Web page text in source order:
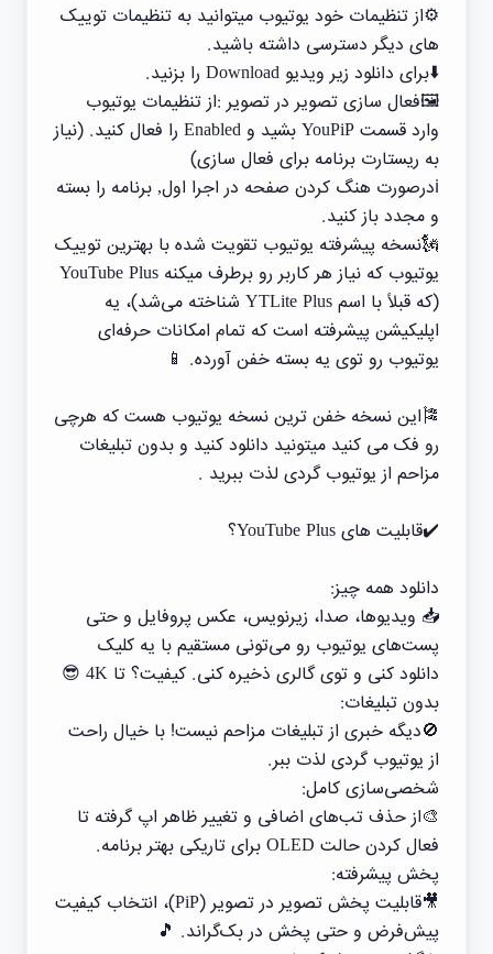
⚙️از تنظیمات خود یوتیوب میتوانید به تنظیمات توییک
های دیگر دسترسی داشته باشید.
⬇️برای دانلود زیر ویدیو Download را بزنید.
🖼️فعال سازی تصویر در تصویر :از تنظیمات یوتیوب
وارد قسمت YouPiP بشید و Enabled را فعال کنید. (نیاز
به ریستارت برنامه برای فعال سازی)
ℹ️درصورت هنگ کردن صفحه در اجرا اول, برنامه را بسته
و مجدد باز کنید.
🗽نسخه پیشرفته یوتیوب تقویت شده با بهترین توییک
یوتیوب که نیاز هر کاربر رو برطرف میکنه YouTube Plus
(که قبلاً با اسم YTLite Plus شناخته می‌شد)، یه
اپلیکیشن پیشرفته است که تمام امکانات حرفه‌ای
یوتیوب رو توی یه بسته خفن آورده. 📱
🎏این نسخه خفن ترین نسخه یوتیوب هست که هرچی
رو فک می کنید میتونید دانلود کنید و بدون تبلیغات
مزاحم از یوتیوب گردی لذت ببرید .
✔️قابلیت های YouTube Plus؟
دانلود همه چیز:
📥 ویدیوها، صدا، زیرنویس، عکس پروفایل و حتی
پست‌های یوتیوب رو می‌تونی مستقیم با یه کلیک
دانلود کنی و توی گالری ذخیره کنی. کیفیت؟ تا 4K 😎
بدون تبلیغات:
🚫دیگه خبری از تبلیغات مزاحم نیست! با خیال راحت
از یوتیوب گردی لذت ببر.
شخصی‌سازی کامل:
🎨از حذف تب‌های اضافی و تغییر ظاهر اپ گرفته تا
فعال کردن حالت OLED برای تاریکی بهتر برنامه.
پخش پیشرفته:
🎥قابلیت پخش تصویر در تصویر (PiP)، انتخاب کیفیت
پیش‌فرض و حتی پخش در بک‌گراند. 🎵